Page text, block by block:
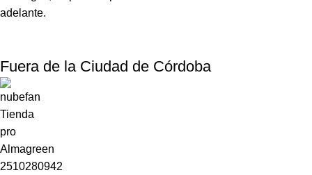
adelante.
Fuera de la Ciudad de Córdoba